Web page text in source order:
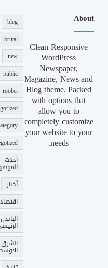
About
Clean Responsive
WordPress
Newspaper,
Magazine, News and
Blog theme. Packed
with options that
allow you to
completely customize
your website to your
needs.
blog
brutal
new
public
roobet
أحدث
أخبار
اقتصاد
الباندل
الشرق